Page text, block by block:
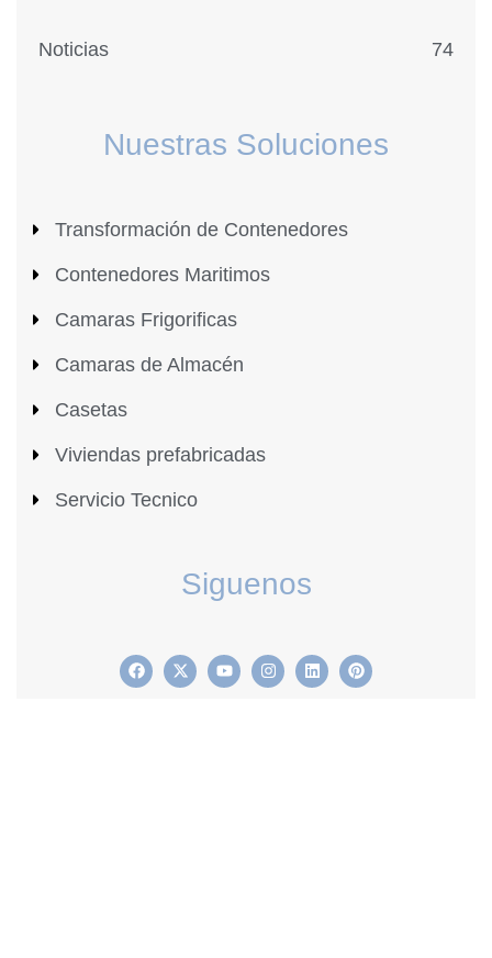
Noticias 74
Nuestras Soluciones
Transformación de Contenedores
Contenedores Maritimos
Camaras Frigorificas
Camaras de Almacén
Casetas
Viviendas prefabricadas
Servicio Tecnico
Siguenos